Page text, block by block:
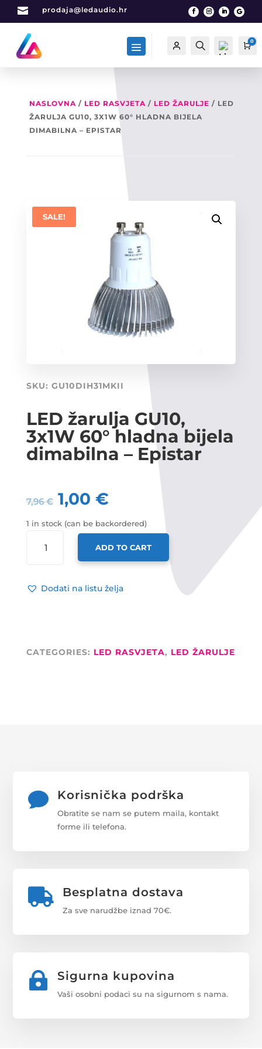
 prodaja@ledaudio.hr
Račun Traži 0
NASLOVNA/ LED RASVJETA/ LED ŽARULJE / LED
ŽARULJA GU10, 3X1W 60° HLADNA BIJELA
DIMABILNA – EPISTAR
SKU: GU10DIH31MKII
LED žarulja GU10,
3x1W 60° hladna bijela
dimabilna – Epistar
7,96€ 1,00 €
1 in stock (can be backordered)
ŽARULJA
60°
EPISTAR
ADD TO CART
Dodati na listu želja
SALE!
CATEGORIES: LED RASVJETA, LED ŽARULJE
 Korisnička podrška
Obratite se nam se putem maila, kontakt
forme ili telefona.
 Besplatna dostava
Za sve narudžbe iznad 70€.
 Sigurna kupovina
Vaši osobni podaci su na sigurnom s nama.